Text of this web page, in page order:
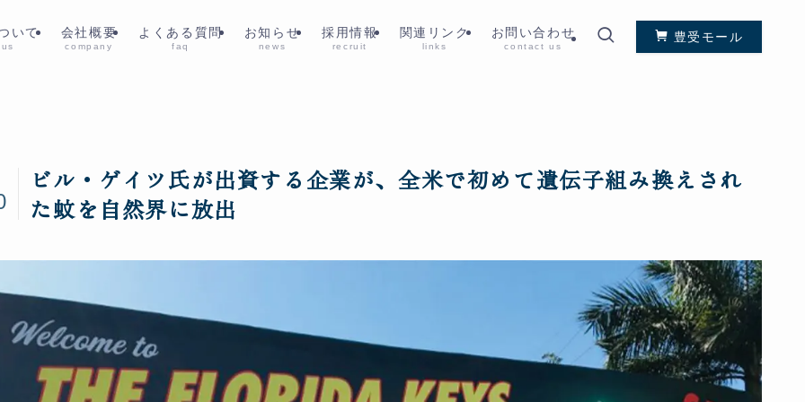
いて 会社概要
company
よくある質問
faq
お知らせ
news
採用情報
recruit
関連リンク
links
お問い合わせ
contact us
豊受モール
ビル・ゲイツ氏が出資する企業が、全米で初めて遺伝子組み換えされ
た蚊を自然界に放出